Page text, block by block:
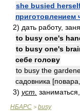
she busied
приготовлением
2) дать работу,
to busy one's
to busy one's
себе голову
to busy the
садовника
3) уст.
НБАРС > busy